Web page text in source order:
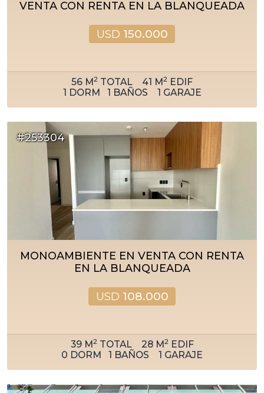
VENTA CON RENTA EN LA BLANQUEADA
USD 150.000
56 M2 TOTAL 41 M2 EDIF
1 DORM 1 BAÑOS 1 GARAJE
#253304
MONOAMBIENTE EN VENTA CON RENTA
EN LA BLANQUEADA
USD 108.000
39M2TOTAL 28M2EDIF
0 DORM 1 BAÑOS 1 GARAJE